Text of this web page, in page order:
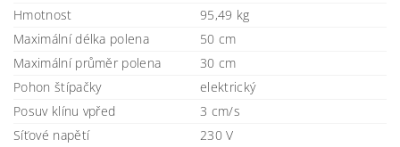
Hmotnost
95,49 kg
Maximální délka polena
50 cm
Maximální průměr polena
30 cm
Pohon štípačky
elektrický
Posuv klínu vpřed
3 cm/s
Síťové napětí
230 V